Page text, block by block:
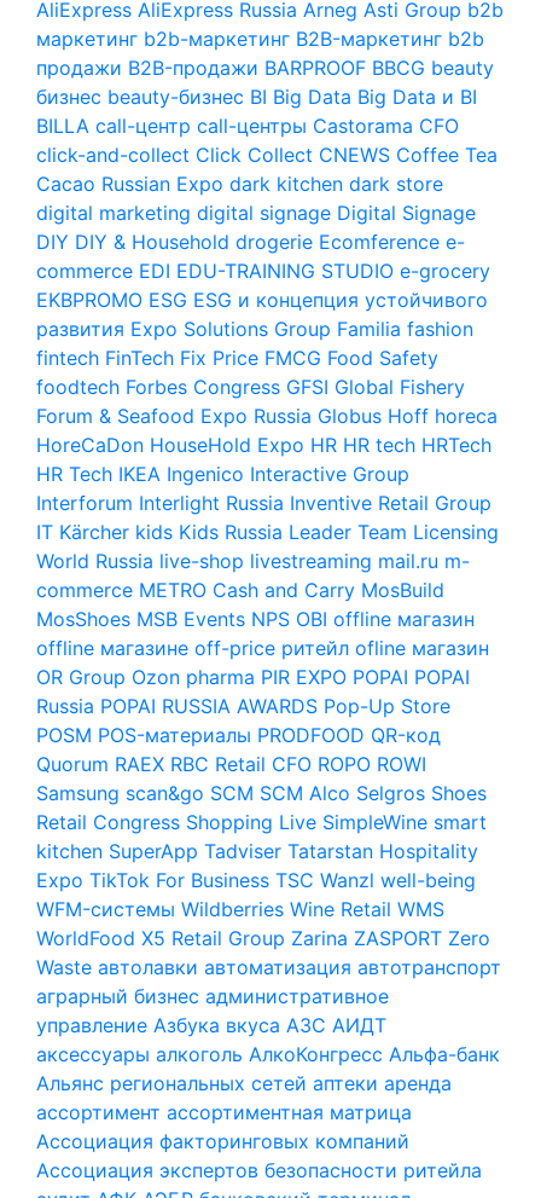
AliExpress AliExpress Russia Arneg Asti Group b2b
маркетинг b2b-маркетинг B2B-маркетинг b2b
продажи B2B-продажи BARPROOF BBCG beauty
бизнес beauty-бизнес BI Big Data Big Data и BI
BILLA call-центр call-центры Castorama CFO
click-and-collect Click Collect CNEWS Coffee Tea
Cacao Russian Expo dark kitchen dark store
digital marketing digital signage Digital Signage
DIY DIY & Household drogerie Ecomference e-
commerce EDI EDU-TRAINING STUDIO e-grocery
EKBPROMO ESG ESG и концепция устойчивого
развития Expo Solutions Group Familia fashion
fintech FinTech Fix Price FMCG Food Safety
foodtech Forbes Congress GFSI Global Fishery
Forum & Seafood Expo Russia Globus Hoff horeca
HoreCaDon HouseHold Expo HR HR tech HRTech
HR Tech IKEA Ingenico Interactive Group
Interforum Interlight Russia Inventive Retail Group
IT Kärcher kids Kids Russia Leader Team Licensing
World Russia live-shop livestreaming mail.ru m-
commerce METRO Cash and Carry MosBuild
MosShoes MSB Events NPS OBI offline магазин
offline магазине off-price ритейл ofline магазин
OR Group Ozon pharma PIR EXPO POPAI POPAI
Russia POPAI RUSSIA AWARDS Pop-Up Store
POSM POS-материалы PRODFOOD QR-код
Quorum RAEX RBC Retail CFO ROPO ROWI
Samsung scan&go SCM SCM Alco Selgros Shoes
Retail Congress Shopping Live SimpleWine smart
kitchen SuperApp Tadviser Tatarstan Hospitality
Expo TikTok For Business TSC Wanzl well-being
WFM-системы Wildberries Wine Retail WMS
WorldFood X5 Retail Group Zarina ZASPORT Zero
Waste автолавки автоматизация автотранспорт
аграрный бизнес административное
управление Азбука вкуса АЗС АИДТ
аксессуары алкоголь АлкоКонгресс Альфа-банк
Альянс региональных сетей аптеки аренда
ассортимент ассортиментная матрица
Ассоциация факторинговых компаний
Ассоциация экспертов безопасности ритейла